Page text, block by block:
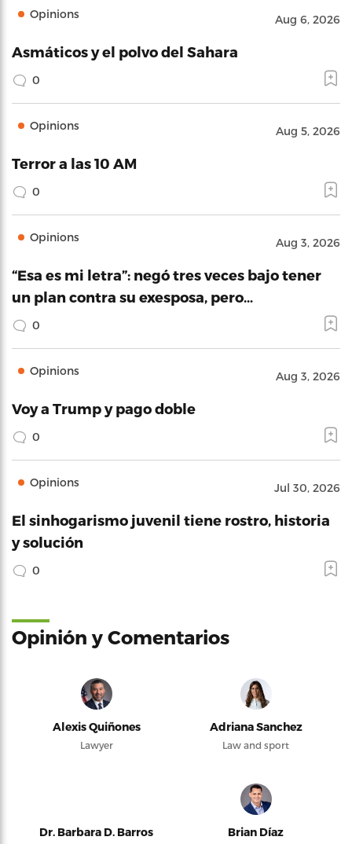
Opinions Aug 6, 2026
Asmáticos y el polvo del Sahara
0
Opinions Aug 5, 2026
Terror a las 10 AM
0
Opinions Aug 3, 2026
“Esa es mi letra”: negó tres veces bajo tener
un plan contra su exesposa, pero…
0
Opinions Aug 3, 2026
Voy a Trump y pago doble
0
Opinions Jul 30, 2026
El sinhogarismo juvenil tiene rostro, historia
y solución
0
Opinión y Comentarios
Alexis Quiñones
Lawyer
Adriana Sanchez
Law and sport
Dr. Barbara D. Barros Brian Díaz